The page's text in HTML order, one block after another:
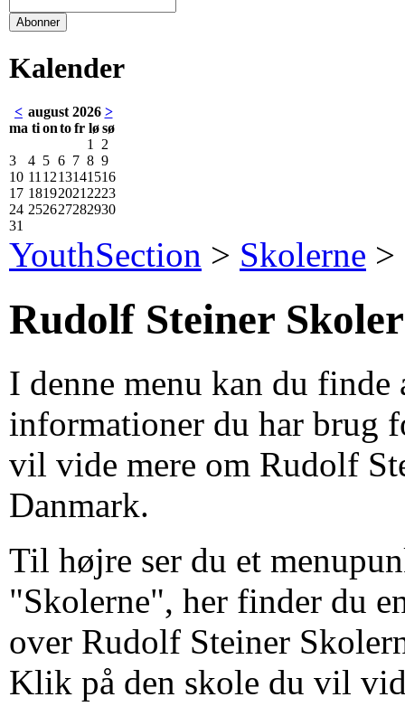
Kalender
< august 2026 >
ma ti onto fr løsø
1
2
3
4 5 6 7 8 9
10 11 1213141516
17 18192021 2223
24 252627282930
31
YouthSection > Skolerne >
Rudolf Steiner
I denne menu kan du finde
informationer du har brug
vil vide mere om Rudolf
Danmark.
Til højre ser du et
"Skolerne", her finder du
over Rudolf Steiner
Klik på den skole du vil